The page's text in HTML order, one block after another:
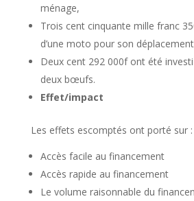
ménage,
Trois cent cinquante mille franc
d’une moto pour son déplacement
Deux cent 292 000f ont été investi
deux bœufs.
Effet/impact
Les effets escomptés ont porté sur :
Accès facile au financement
Accès rapide au financement
Le volume raisonnable du